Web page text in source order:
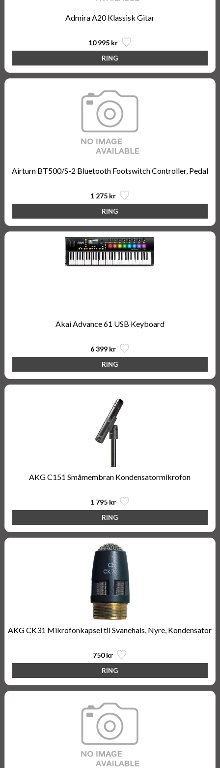
Admira A20 Klassisk Gitar
10 995 kr
Airturn BT500/S-2 Bluetooth Footswitch Controller, Pedal
1 275 kr
Akai Advance 61 USB Keyboard
6 399 kr
AKG C151 Småmembran Kondensatormikrofon
1 795 kr
AKG CK31 Mikrofonkapsel til Svanehals, Nyre, Kondensator
750 kr